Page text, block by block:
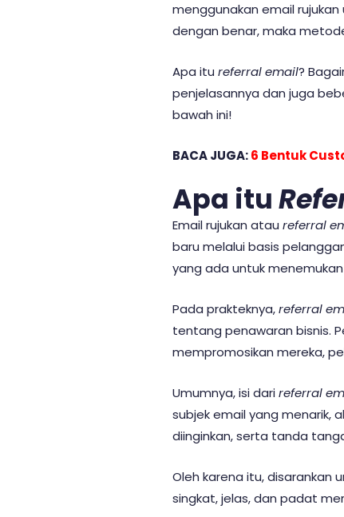
menggunakan email
dengan benar, maka
Apa itu referral email?
penjelasannya dan juga
bawah ini!
BACA JUGA:6 Bentuk
Apa itu
Email rujukan atau referral
baru melalui basis
yang ada untuk
Pada prakteknya,referral
tentang penawaran bisnis.
mempromosikan mereka,
Umumnya, isi darireferral
subjek email yang menarik,
diinginkan, serta tanda
Oleh karena itu, disarankan
singkat, jelas, dan padat